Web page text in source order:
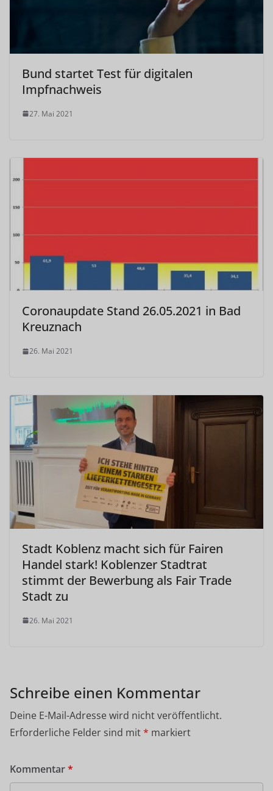
Bund startet Test für digitalen
Impfnachweis
27. Mai 2021
Coronaupdate Stand 26.05.2021 in Bad
Kreuznach
26. Mai 2021
Stadt Koblenz macht sich für Fairen
Handel stark! Koblenzer Stadtrat
stimmt der Bewerbung als Fair Trade
Stadt zu
26. Mai 2021
Schreibe einen Kommentar
Deine E-Mail-Adresse wird nicht veröffentlicht.
Erforderliche Felder sind mit* markiert
Kommentar*